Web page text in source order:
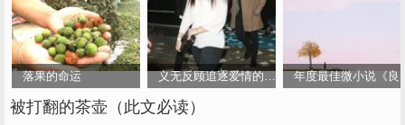
写作不仅可以与读者分享你想写的故事，还可以
赚取1000字和1000元的报酬。作为一名资深媒
体人士，剧本获得了大奖，并通过这个平台分享
落果的命运 义无反顾追逐爱情的女人 年度最佳微小说《良
被打翻的茶壶（此文必读）